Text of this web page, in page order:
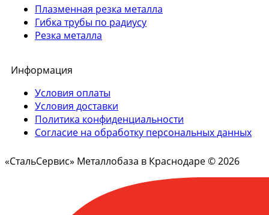
Плазменная резка металла
Гибка трубы по радиусу
Резка металла
Информация
Условия оплаты
Условия доставки
Политика конфиденциальности
Согласие на обработку персональных данных
«СтальСервис» Металлобаза в Краснодаре © 2026